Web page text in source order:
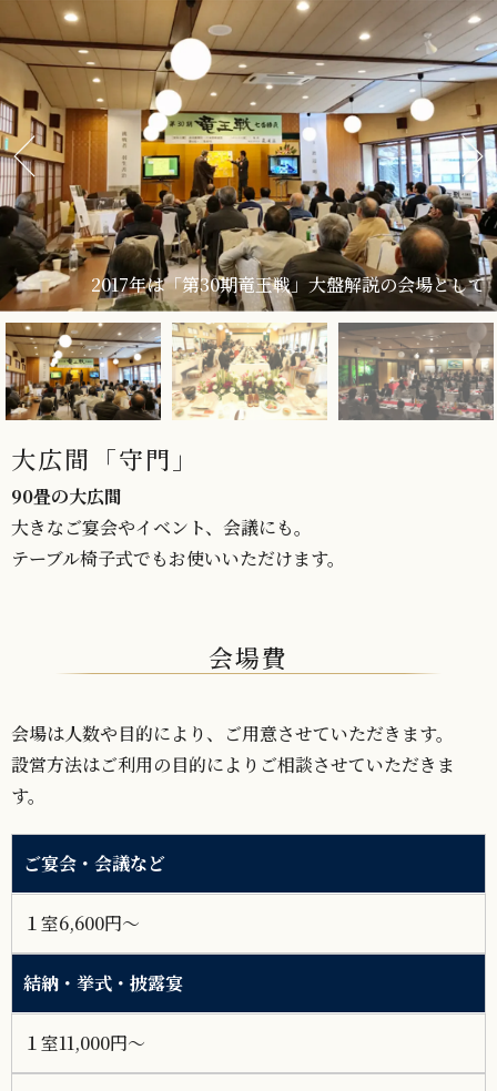
2017年は「第30期竜王戦」大盤解説の会場として
大広間「守門」
90畳の大広間
大きなご宴会やイベント、会議にも。
テーブル椅子式でもお使いいただけます。
会場費
会場は人数や目的により、ご用意させていただきます。
設営方法はご利用の目的によりご相談させていただきま
す。
ご宴会・会議など
１室6,600円～
結納・挙式・披露宴
１室11,000円～